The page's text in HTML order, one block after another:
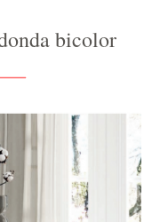
bicolor